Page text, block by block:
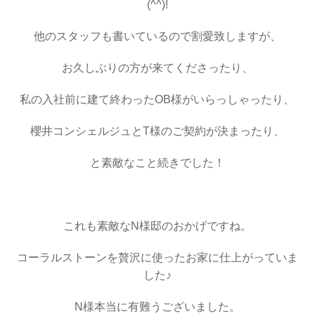
(^^)!
他のスタッフも書いているので割愛致しますが、
お久しぶりの方が来てくださったり、
私の入社前に建て終わったOB様がいらっしゃったり、
櫻井コンシェルジュとT様のご契約が決まったり、
と素敵なこと続きでした！
これも素敵なN様邸のおかげですね。
コーラルストーンを贅沢に使ったお家に仕上がっていま
した♪
N様本当に有難うございました。